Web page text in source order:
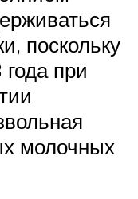
поскольку
при
молочных